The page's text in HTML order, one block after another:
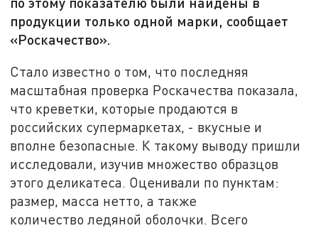
продукции только одной марки, сообщает
«Роскачество».
Стало известно о том, что последняя
масштабная проверка Роскачества показала,
что креветки, которые продаются в
российских супермаркетах, - вкусные и
вполне безопасные. К такому выводу пришли
исследовали, изучив множество образцов
этого деликатеса. Оценивали по пунктам:
размер, масса нетто, а также
количество ледяной оболочки. Всего